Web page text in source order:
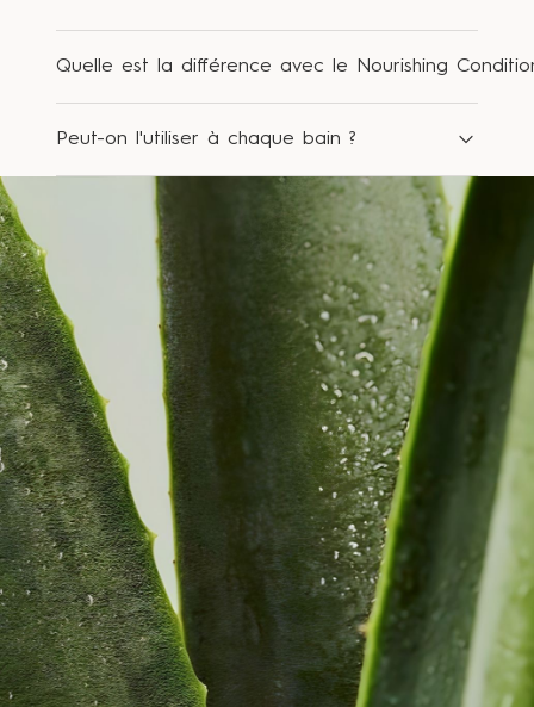
Quelle est la différence avec le Nourishing
diffèrent. Le Hydrating Conditioner est plus
léger — sans huile d’argan ni rose musquée —
et est conçu pour les pelages simples qui
ont besoin d’hydratation sans apport lipidique
intensif. LeNourishing Conditioner est plus
riche et pénétrant, formulé pour les doubles
fourrures et pelages denses.
Peut-on l'utiliser à chaque bain ?
Oui, la formule est adaptée à un usage
régulier. Le béhentrimonium méthosulfate
d’origine végétale ne provoque pas
d’accumulation sur le poil contrairement aux
silicones, ce qui le rend compatible avec une
utilisation fréquente.